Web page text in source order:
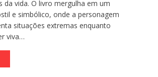
da vida. O livro mergulha em um
e simbólico, onde a personagem
situações extremas enquanto
viva…